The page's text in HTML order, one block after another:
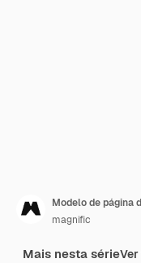
Modelo de página
magnific
Mais nesta série